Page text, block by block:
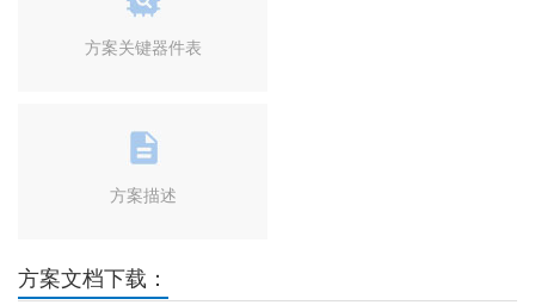
方案关键器件表
方案描述
方案文档下载：